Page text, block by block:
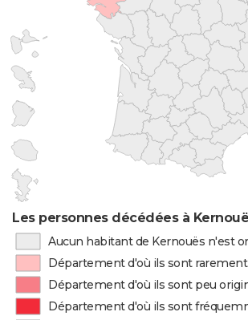
Les personnes décédées à
Aucun habitant de Kernouës n'est
Département d'où ils sont
Département d'où ils sont peu
Département d'où ils sont